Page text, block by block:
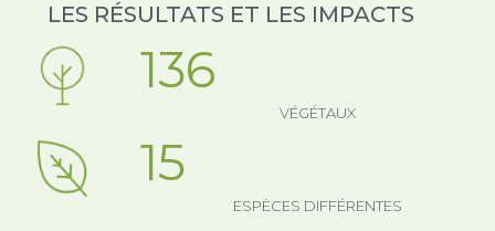
LES RÉSULTATS ET LES IMPACTS
VÉGÉTAUX
136
ESPÈCES DIFFÉRENTES
15